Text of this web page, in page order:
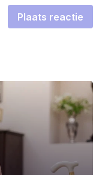
Plaats reactie